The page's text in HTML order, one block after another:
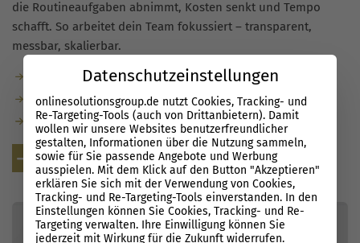
die Routineaufgaben abnimmt, Kosten senkt und Tempo
schafft. So arbeitet dein Team fokussiert – transparent,
messbar, skalierbar.
Automatisierte Checks, Alerts und Priorisierung
Entscheidungen auf Basis sauberer, aktueller Daten
Dein Team wird Schritt für Schritt SEO-ready
Kostenlose Beratung
Datenschutzeinstellungen
onlinesolutionsgroup.de nutzt Cookies, Tracking- und
Re-Targeting-Tools (auch von Drittanbietern). Damit
wollen wir unsere Websites benutzerfreundlicher
gestalten, Informationen über die Nutzung sammeln,
sowie für Sie passende Angebote und Werbung
ausspielen. Mit dem Klick auf den Button "Akzeptieren"
erklären Sie sich mit der Verwendung von Cookies,
Tracking- und Re-Targeting-Tools einverstanden. In den
Einstellungen können Sie Cookies, Tracking- und Re-
Targeting verwalten. Ihre Einwilligung können Sie
jederzeit mit Wirkung für die Zukunft widerrufen.